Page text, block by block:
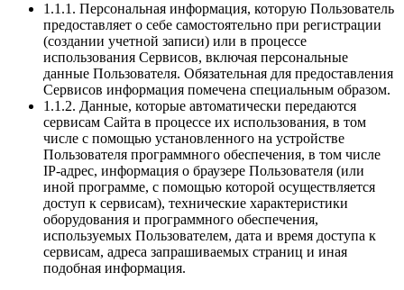
1.1.1. Персональная информация, которую Пользователь
предоставляет о себе самостоятельно при регистрации
(создании учетной записи) или в процессе
использования Сервисов, включая персональные
данные Пользователя. Обязательная для предоставления
Сервисов информация помечена специальным образом.
1.1.2. Данные, которые автоматически передаются
сервисам Сайта в процессе их использования, в том
числе с помощью установленного на устройстве
Пользователя программного обеспечения, в том числе
IP-адрес, информация о браузере Пользователя (или
иной программе, с помощью которой осуществляется
доступ к сервисам), технические характеристики
оборудования и программного обеспечения,
используемых Пользователем, дата и время доступа к
сервисам, адреса запрашиваемых страниц и иная
подобная информация.